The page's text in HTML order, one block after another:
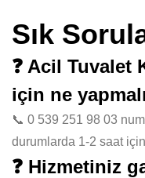
Sık
❓ Acil Tuvalet
için ne
📞 0 539 251 98 03
durumlarda 1-2 saat
❓ Hizmetiniz